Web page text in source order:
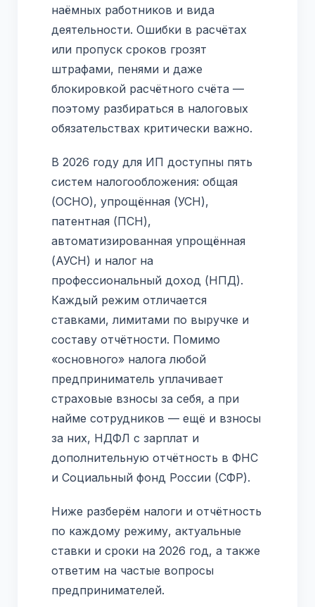
наёмных работников и вида
деятельности. Ошибки в расчётах
или пропуск сроков грозят
штрафами, пенями и даже
блокировкой расчётного счёта —
поэтому разбираться в налоговых
обязательствах критически важно.
В 2026 году для ИП доступны пять
систем налогообложения: общая
(ОСНО), упрощённая (УСН),
патентная (ПСН),
автоматизированная упрощённая
(АУСН) и налог на
профессиональный доход (НПД).
Каждый режим отличается
ставками, лимитами по выручке и
составу отчётности. Помимо
«основного» налога любой
предприниматель уплачивает
страховые взносы за себя, а при
найме сотрудников — ещё и взносы
за них, НДФЛ с зарплат и
дополнительную отчётность в ФНС
и Социальный фонд России (СФР).
Ниже разберём налоги и отчётность
по каждому режиму, актуальные
ставки и сроки на 2026 год, а также
ответим на частые вопросы
предпринимателей.